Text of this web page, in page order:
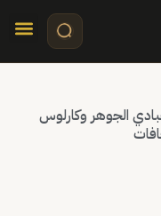
الجوهر وكارلوس